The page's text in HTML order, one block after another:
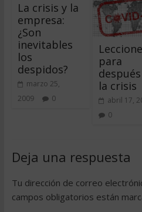
La crisis y la
empresa:
¿Son
inevitables
los
despidos?
marzo 25,
2009
0
para
la crisis
abril 17,
0
Deja una respuesta
Tu dirección de correo
campos obligatorios están